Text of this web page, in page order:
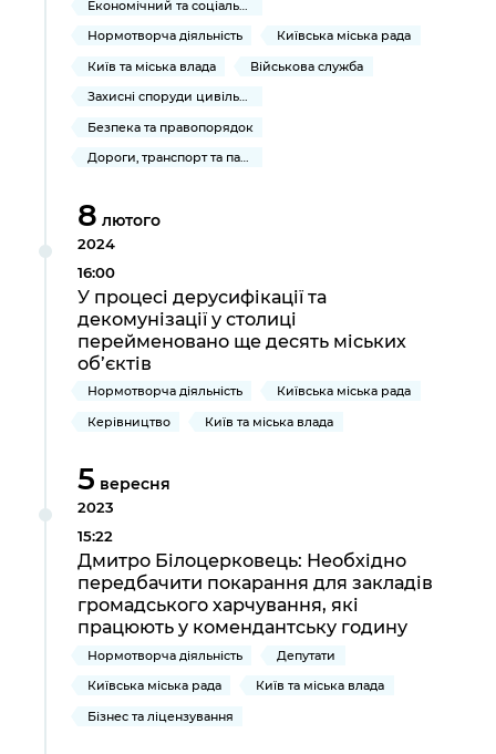
Економічний та соціальний розвиток
Нормотворча діяльність
Київська міська рада
Київ та міська влада
Військова служба
Захисні споруди цивільного захисту
Безпека та правопорядок
Дороги, транспорт та парковки
8 лютого
2024
16:00
У процесі дерусифікації та
декомунізації у столиці
перейменовано ще десять міських
об’єктів
Нормотворча діяльність
Київська міська рада
Керівництво
Київ та міська влада
5 вересня
2023
15:22
Дмитро Білоцерковець: Необхідно
передбачити покарання для закладів
громадського харчування, які
працюють у комендантську годину
Нормотворча діяльність
Депутати
Київська міська рада
Київ та міська влада
Бізнес та ліцензування